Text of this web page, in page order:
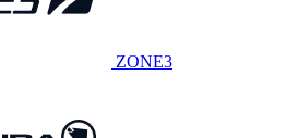
ZONE3